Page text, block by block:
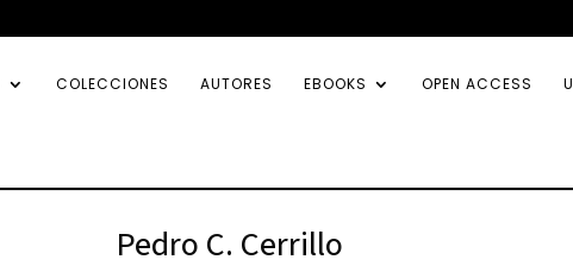
COLECCIONES AUTORES EBOOKS OPEN ACCESS
Pedro C. Cerrillo